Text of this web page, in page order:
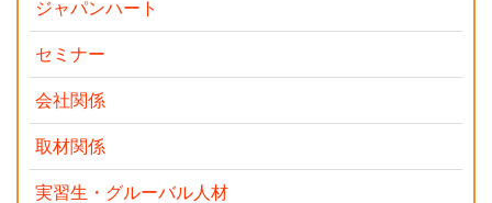
ジャパンハート
セミナー
会社関係
取材関係
実習生・グルーバル人材